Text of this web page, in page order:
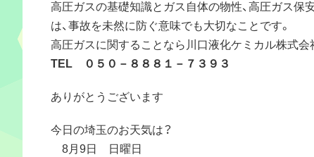
高圧ガスの基礎知識とガス自体の物性、高圧ガス保
は、事故を未然に防ぐ意味でも大切なことです。
高圧ガスに関することなら川口液化ケミカル株式会
TEL ０５０－８８８１－７３９３
ありがとうございます
今日の埼玉のお天気は？
8月9日 日曜日